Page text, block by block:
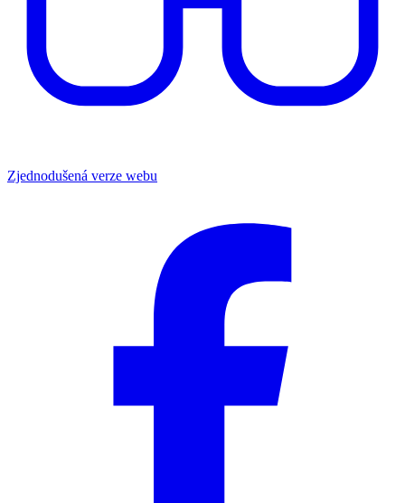
Zjednodušená verze webu